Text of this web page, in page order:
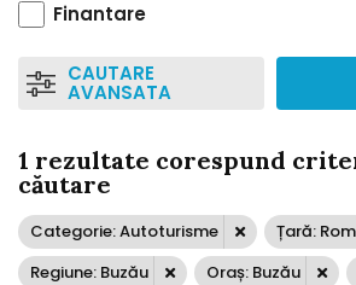
Finantare
CAUTARE
AVANSATA
1 rezultate corespund
căutare
Categorie: Autoturisme
Țară:
Regiune: Buzău
Oraș: Buzău